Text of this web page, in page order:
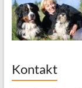
Kontakt